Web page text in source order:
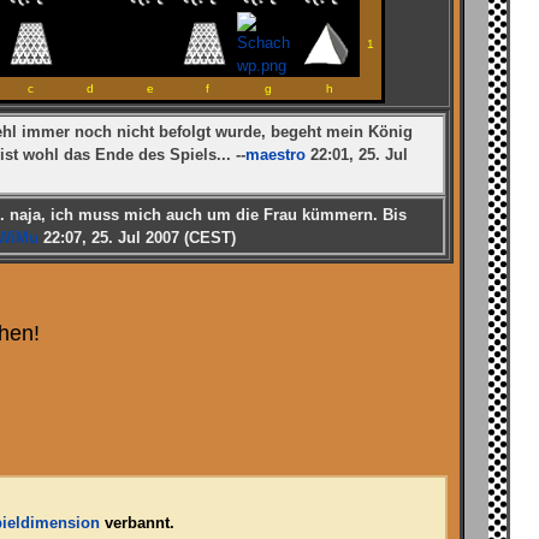
1
c d e f g h
immer noch nicht befolgt wurde, begeht mein König
wohl das Ende des Spiels... --maestro 22:01, 25. Jul
naja, ich muss mich auch um die Frau kümmern. Bis
22:07, 25. Jul 2007 (CEST)
verbannt.